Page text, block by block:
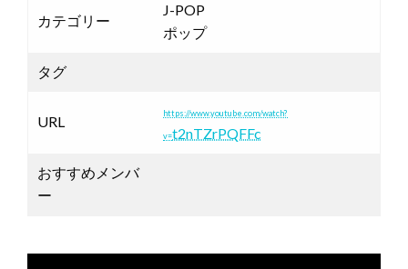
カテゴリー
J-POP
ポップ
タグ
URL https://www.youtube.com/watch?
v=t2nTZrPQFFc
おすすめメンバ
ー